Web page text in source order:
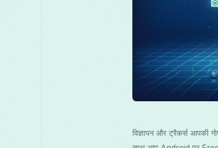
विज्ञापन और ट्रैकर्स आपकी